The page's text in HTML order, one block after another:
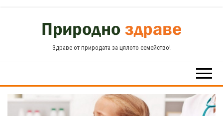
Здраве от природата за цялото семейство!